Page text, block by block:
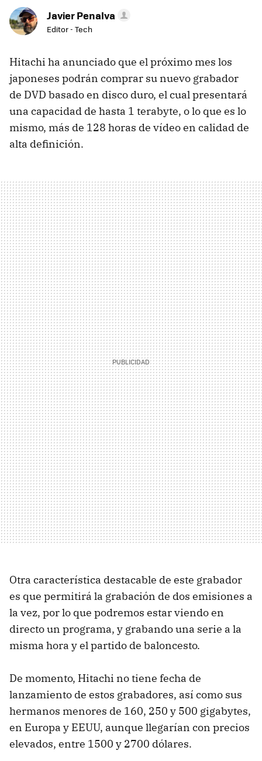
Javier Penalva
Editor - Tech
Hitachi ha anunciado que el próximo mes los
japoneses podrán comprar su nuevo grabador
de DVD basado en disco duro, el cual presentará
una capacidad de hasta 1 terabyte, o lo que es lo
mismo, más de 128 horas de vídeo en calidad de
alta definición.
Otra característica destacable de este grabador
es que permitirá la grabación de dos emisiones a
la vez, por lo que podremos estar viendo en
directo un programa, y grabando una serie a la
misma hora y el partido de baloncesto.
De momento, Hitachi no tiene fecha de
lanzamiento de estos grabadores, así como sus
hermanos menores de 160, 250 y 500 gigabytes,
en Europa y EEUU, aunque llegarían con precios
elevados, entre 1500 y 2700 dólares.